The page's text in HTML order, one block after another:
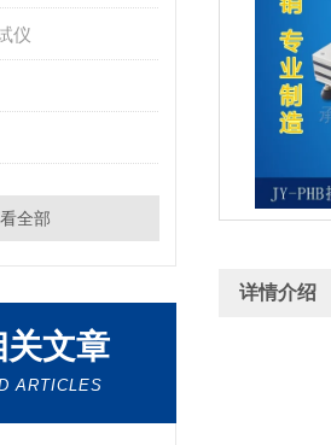
仪
全部
关文章
ARTICLES
详情介绍